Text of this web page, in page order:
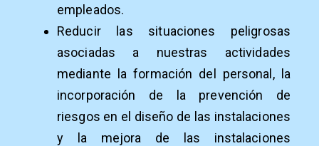
empleados.
Reducir las situaciones peligrosas
asociadas a nuestras actividades
mediante la formación del personal, la
incorporación de la prevención de
riesgos en el diseño de las instalaciones
y la mejora de las instalaciones